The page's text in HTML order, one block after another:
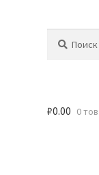
₽0.00 0